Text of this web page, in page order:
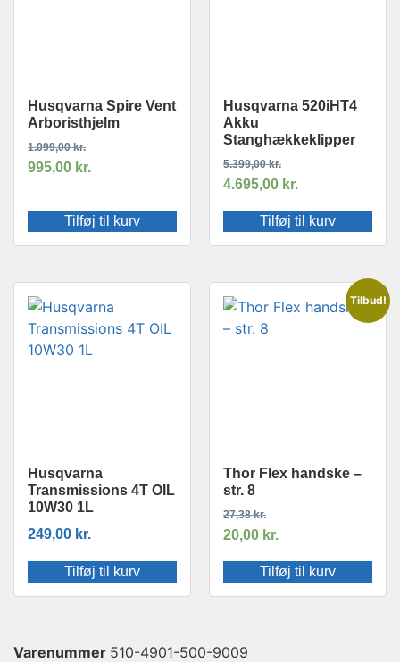
Husqvarna Spire Vent
Arboristhjelm
1.099,00kr.
995,00 kr.
Tilføj til kurv
Husqvarna 520iHT4
Akku
Stanghækkeklipper
5.399,00kr.
4.695,00 kr.
Tilføj til kurv
Husqvarna
Transmissions 4T OIL
10W30 1L
249,00 kr.
Tilføj til kurv
Tilbud!
Thor Flex handske –
str. 8
27,38kr.
20,00 kr.
Tilføj til kurv
Varenummer 510-4901-500-9009